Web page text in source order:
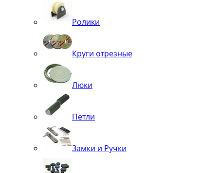
Ролики
Круги отрезные
Люки
Петли
Замки и Ручки